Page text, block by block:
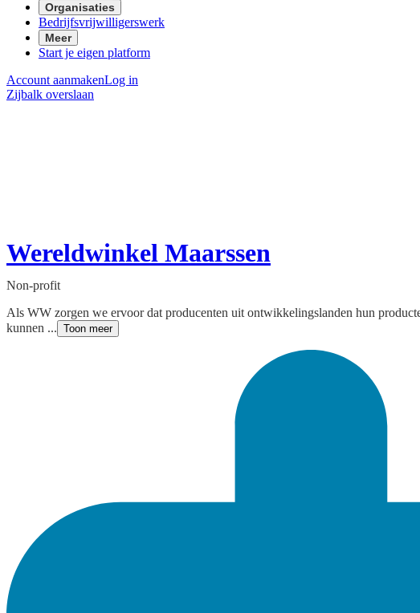
Organisaties
Bedrijfsvrijwilligerswerk
Meer
Start je eigen platform
Account aanmakenLog in
Zijbalk overslaan
Wereldwinkel Maarssen
Non-profit
Als WW zorgen we ervoor dat producenten uit ontwikkelingslanden hun
kunnen ... Toon meer